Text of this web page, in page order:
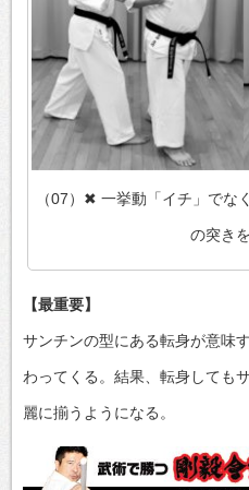
（07）✖ 一挙動「イチ」でな
の突き
【最重要】
サンチンの型にある転身が意味
わってくる。結果、転身しても
麗に揃うようになる。